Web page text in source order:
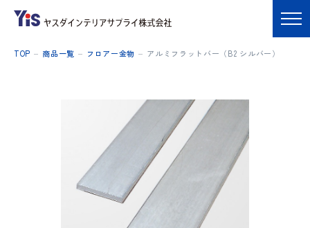
TOP 商品一覧 フロアー金物 アルミフラットバー（B2 シルバー）